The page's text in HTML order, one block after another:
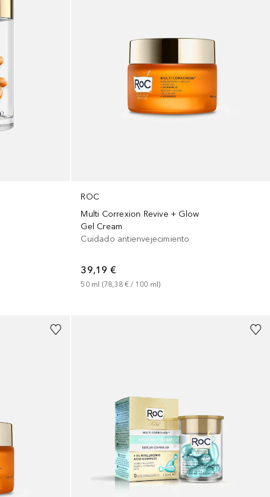
ROC
Multi Correxion Revive + Glow
Gel Cream
Cuidado antienvejecimiento
39,19 €
50 ml (78,38 € / 100 ml)